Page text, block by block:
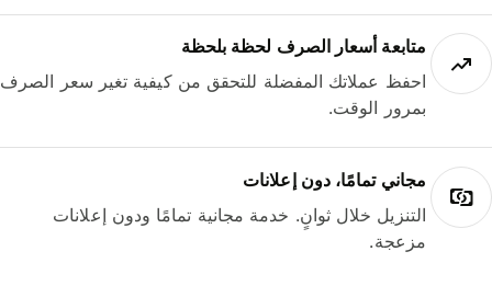
متابعة أسعار الصرف لحظة بلحظة
احفظ عملاتك المفضلة للتحقق من كيفية تغير سعر الصرف
بمرور الوقت.
مجاني تمامًا، دون إعلانات
التنزيل خلال ثوانٍ. خدمة مجانية تمامًا ودون إعلانات
مزعجة.